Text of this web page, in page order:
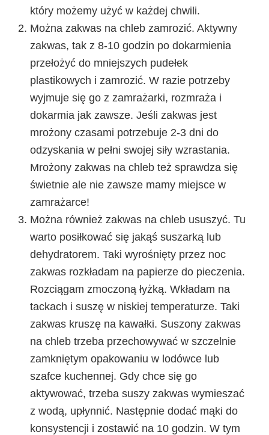
który możemy użyć w każdej chwili.
Można zakwas na chleb zamrozić. Aktywny
zakwas, tak z 8-10 godzin po dokarmienia
przełożyć do mniejszych pudełek
plastikowych i zamrozić. W razie potrzeby
wyjmuje się go z zamrażarki, rozmraża i
dokarmia jak zawsze. Jeśli zakwas jest
mrożony czasami potrzebuje 2-3 dni do
odzyskania w pełni swojej siły wzrastania.
Mrożony zakwas na chleb też sprawdza się
świetnie ale nie zawsze mamy miejsce w
zamrażarce!
Można również zakwas na chleb ususzyć. Tu
warto posiłkować się jakąś suszarką lub
dehydratorem. Taki wyrośnięty przez noc
zakwas rozkładam na papierze do pieczenia.
Rozciągam zmoczoną łyżką. Wkładam na
tackach i suszę w niskiej temperaturze. Taki
zakwas kruszę na kawałki. Suszony zakwas
na chleb trzeba przechowywać w szczelnie
zamkniętym opakowaniu w lodówce lub
szafce kuchennej. Gdy chce się go
aktywować, trzeba suszy zakwas wymieszać
z wodą, upłynnić. Następnie dodać mąki do
konsystencji i zostawić na 10 godzin. W tym